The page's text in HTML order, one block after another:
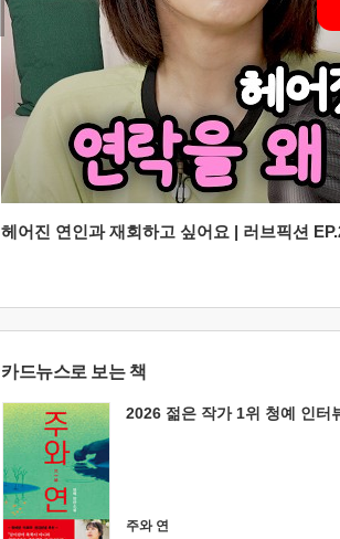
헤어진 연인과 재회하고 싶어요 | 러브픽션
카드뉴스로 보는 책
2026 젊은 작가 1위 청예 인터
주와 연